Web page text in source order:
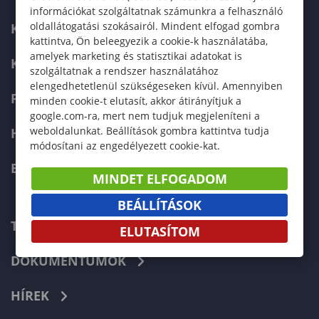
KARUNK
KÉPZÉSEK
FELVÉTELIZŐKNEK
HALLGATÓKNAK
ERASMUS+
TELEFONKÖNYV
DOKUMENTUMOK
HÍREK
információkat szolgáltatnak számunkra a felhasználó
oldallátogatási szokásairól. Mindent elfogad gombra
kattintva, Ön beleegyezik a cookie-k használatába,
amelyek marketing és statisztikai adatokat is
szolgáltatnak a rendszer használatához
elengedhetetlenül szükségeseken kívül. Amennyiben
minden cookie-t elutasít, akkor átirányítjuk a
google.com-ra, mert nem tudjuk megjeleníteni a
weboldalunkat. Beállítások gombra kattintva tudja
módosítani az engedélyezett cookie-kat.
MINDET ELFOGADOM
BEÁLLÍTÁSOK
ELUTASÍTOM